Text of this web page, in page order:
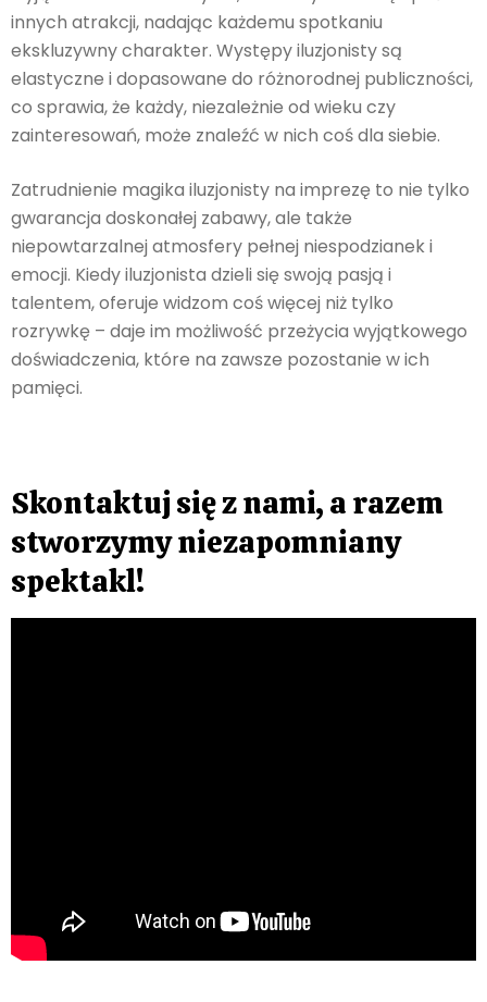
innych atrakcji, nadając każdemu spotkaniu
ekskluzywny charakter. Występy iluzjonisty są
elastyczne i dopasowane do różnorodnej publiczności,
co sprawia, że każdy, niezależnie od wieku czy
zainteresowań, może znaleźć w nich coś dla siebie.
Zatrudnienie magika iluzjonisty na imprezę to nie tylko
gwarancja doskonałej zabawy, ale także
niepowtarzalnej atmosfery pełnej niespodzianek i
emocji. Kiedy iluzjonista dzieli się swoją pasją i
talentem, oferuje widzom coś więcej niż tylko
rozrywkę – daje im możliwość przeżycia wyjątkowego
doświadczenia, które na zawsze pozostanie w ich
pamięci.
Skontaktuj się z nami, a razem
stworzymy niezapomniany
spektakl!